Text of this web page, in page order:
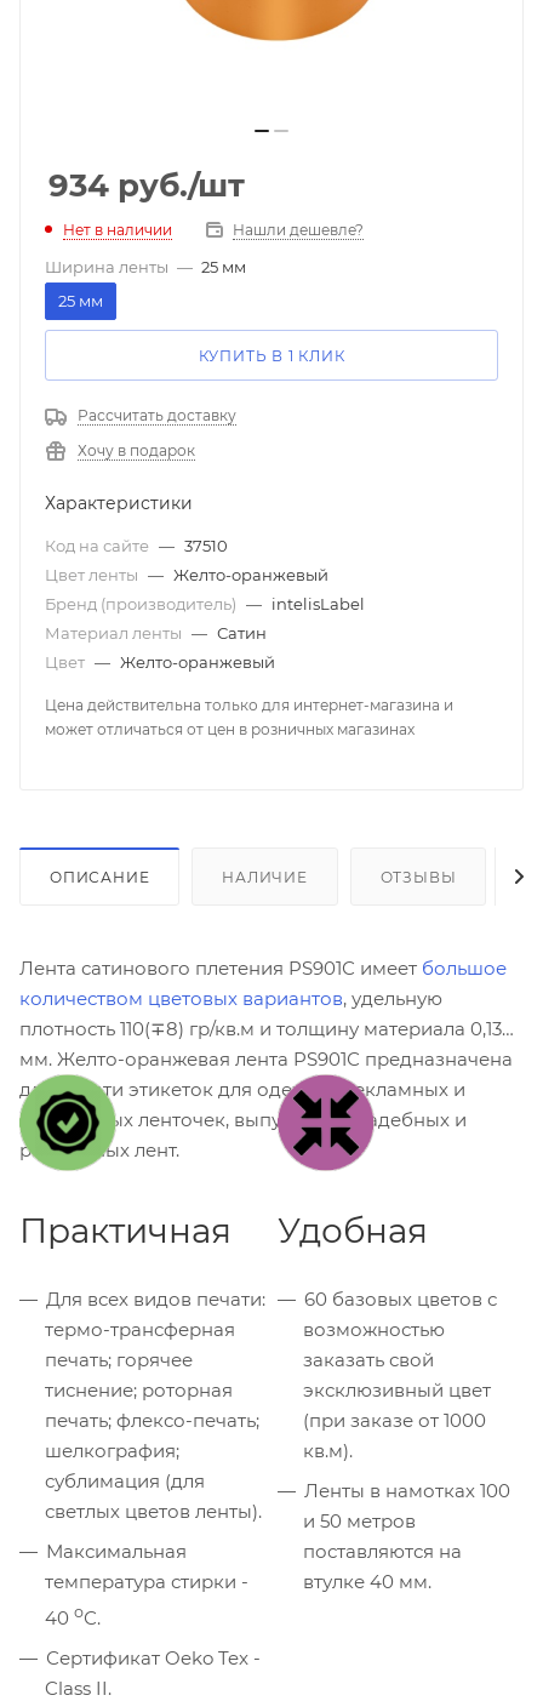
934 руб./шт
Нет в наличии Нашли дешевле?
Ширина ленты — 25 мм
25 мм
КУПИТЬ В 1 КЛИК
Рассчитать доставку
Хочу в подарок
Характеристики
Код на сайте — 37510
Цвет ленты — Желто-оранжевый
Бренд (производитель) — intelisLabel
Материал ленты — Сатин
Цвет — Желто-оранжевый
Цена действительна только для интернет-магазина и
может отличаться от цен в розничных магазинах
ОПИСАНИЕ НАЛИЧИЕ ОТЗЫВЫ
Лента сатинового плетения PS901С имеет большое
количеством цветовых вариантов, удельную
плотность 110(∓8) гр/кв.м и толщину материала 0,13
мм. Желто-оранжевая лента PS901С предназначена
для печати этикеток для одежды, рекламных и
сувенирных ленточек, выпускных, свадебных и
ритуальных лент.
Практичная
Для всех видов печати:
термо-трансферная
печать; горячее
тиснение; роторная
печать; флексо-печать;
шелкография;
сублимация (для
светлых цветов ленты).
Максимальная
температура стирки -
40 оС.
Сертификат Oeko Tex -
Class II.
Удобная
60 базовых цветов с
возможностью
заказать свой
эксклюзивный цвет
(при заказе от 1000
кв.м).
Ленты в намотках 100
и 50 метров
поставляются на
втулке 40 мм.